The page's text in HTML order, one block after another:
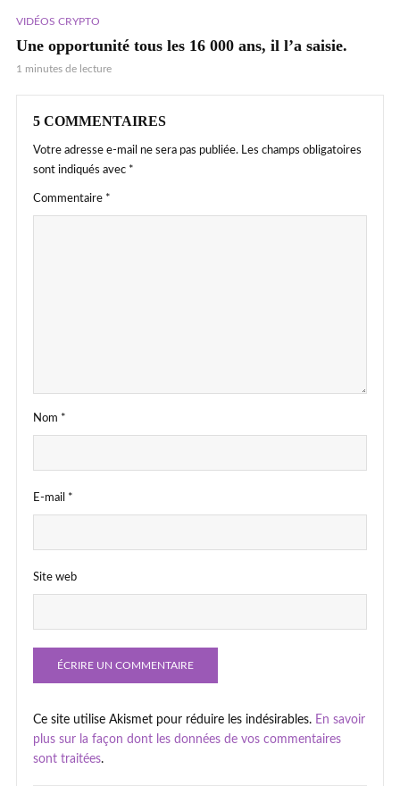
VIDÉOS CRYPTO
Une opportunité tous les 16 000 ans, il l’a saisie.
1 minutes de lecture
5 COMMENTAIRES
Votre adresse e-mail ne sera pas publiée. Les champs obligatoires
sont indiqués avec *
Commentaire *
Nom *
E-mail *
Site web
Ce site utilise Akismet pour réduire les indésirables. En savoir
plus sur la façon dont les données de vos commentaires
sont traitées.